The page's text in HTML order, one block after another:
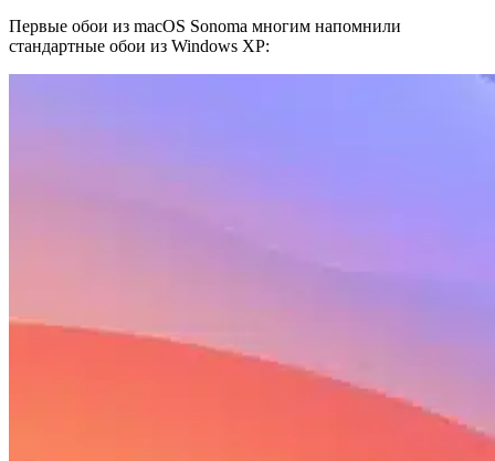
Первые обои из macOS Sonoma многим напомнили
стандартные обои из Windows XP: